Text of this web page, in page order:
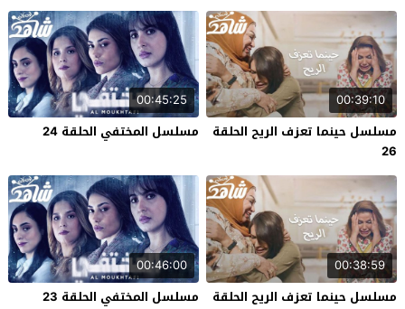
00:39:10
مسلسل حينما تعزف الريح الحلقة
26
00:45:25
مسلسل المختفي الحلقة 24
00:38:59
مسلسل حينما تعزف الريح الحلقة
00:46:00
مسلسل المختفي الحلقة 23